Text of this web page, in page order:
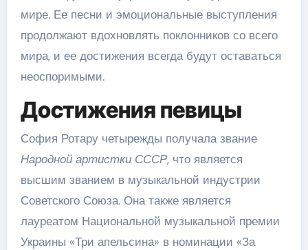
мире. Ее песни и эмоциональные выступления
продолжают вдохновлять поклонников со всего
мира, и ее достижения всегда будут оставаться
неоспоримыми.
Достижения певицы
София Ротару четырежды получала звание
Народной артистки СССР, что является
высшим званием в музыкальной индустрии
Советского Союза. Она также является
лауреатом Национальной музыкальной премии
Украины «Три апельсина» в номинации «За